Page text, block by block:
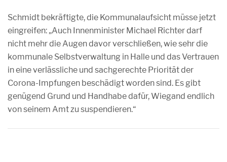
Schmidt bekräftigte, die Kommunalaufsicht müsse jetzt
eingreifen: „Auch Innenminister Michael Richter darf
nicht mehr die Augen davor verschließen, wie sehr die
kommunale Selbstverwaltung in Halle und das Vertrauen
in eine verlässliche und sachgerechte Priorität der
Corona-Impfungen beschädigt worden sind. Es gibt
genügend Grund und Handhabe dafür, Wiegand endlich
von seinem Amt zu suspendieren.“